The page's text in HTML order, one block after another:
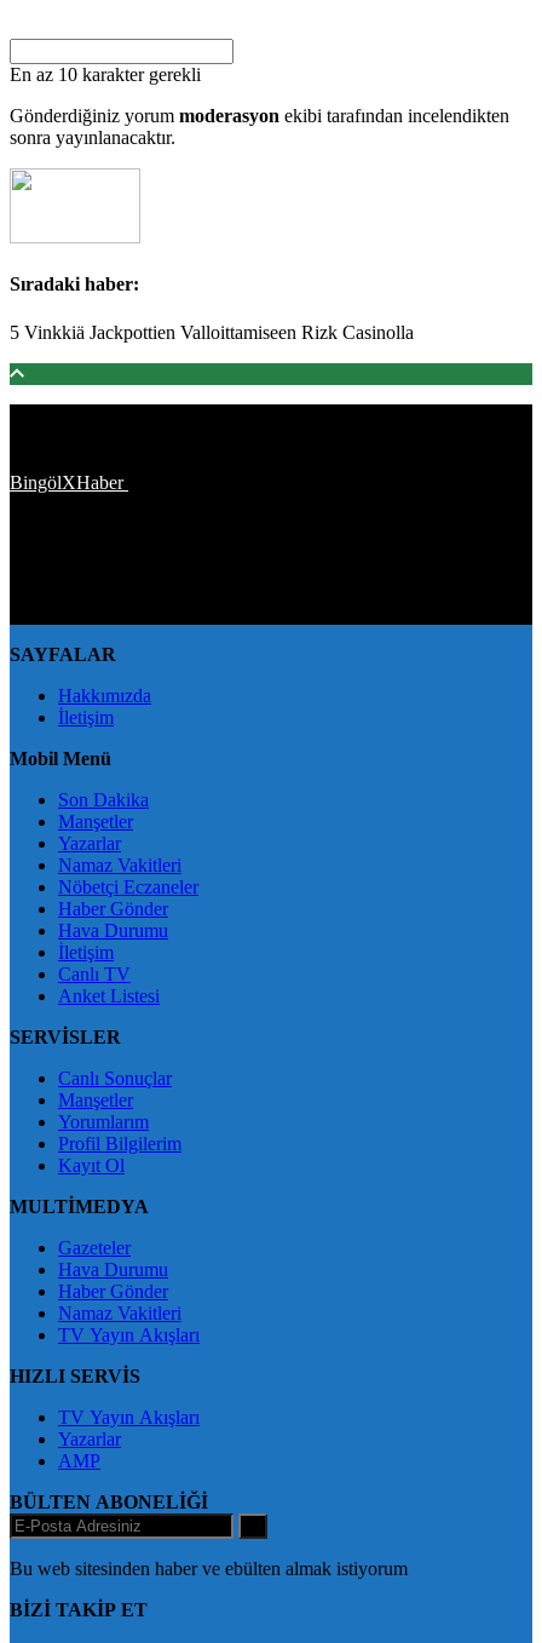
En az 10 karakter gerekli
Gönderdiğiniz yorum moderasyon ekibi tarafından incelendikten
sonra yayınlanacaktır.
Sıradaki haber:
5 Vinkkiä Jackpottien Valloittamiseen Rizk Casinolla
BingölXHaber
SAYFALAR
Hakkımızda
İletişim
Mobil Menü
Son Dakika
Manşetler
Yazarlar
Namaz Vakitleri
Nöbetçi Eczaneler
Haber Gönder
Hava Durumu
İletişim
Canlı TV
Anket Listesi
SERVİSLER
Canlı Sonuçlar
Manşetler
Yorumlarım
Profil Bilgilerim
Kayıt Ol
MULTİMEDYA
Gazeteler
Hava Durumu
Haber Gönder
Namaz Vakitleri
TV Yayın Akışları
HIZLI SERVİS
TV Yayın Akışları
Yazarlar
AMP
BÜLTEN ABONELİĞİ
Bu web sitesinden haber ve ebülten almak istiyorum
BİZİ TAKİP ET